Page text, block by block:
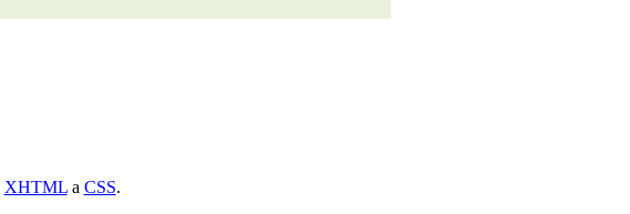
XHTMLa CSS.